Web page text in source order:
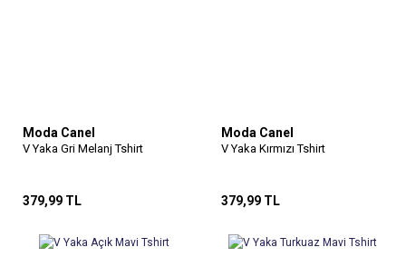
Moda Canel
V Yaka Gri Melanj Tshirt
379,99 TL
Moda Canel
V Yaka Kırmızı Tshirt
379,99 TL